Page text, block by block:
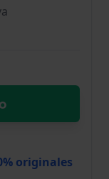
originales